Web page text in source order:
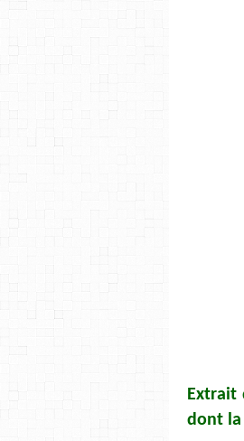
Extrait
dont la